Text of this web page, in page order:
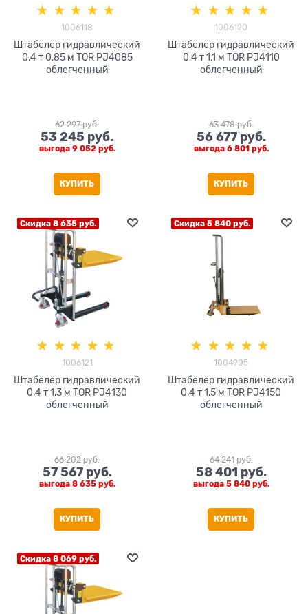
1006118
Штабелер гидравлический
0,4 т 0,85 м TOR PJ4085
облегченный
62 297 руб.
53 245 руб.
выгода 9 052 руб.
КУПИТЬ
1006120
Штабелер гидравлический
0,4 т 1,1 м TOR PJ4110
облегченный
63 478 руб.
56 677 руб.
выгода 6 801 руб.
КУПИТЬ
Скидка 8 635 руб.
1006121
Штабелер гидравлический
0,4 т 1,3 м TOR PJ4130
облегченный
66 202 руб.
57 567 руб.
выгода 8 635 руб.
КУПИТЬ
Скидка 5 840 руб.
1004905
Штабелер гидравлический
0,4 т 1,5 м TOR PJ4150
облегченный
64 241 руб.
58 401 руб.
выгода 5 840 руб.
КУПИТЬ
Скидка 8 069 руб.